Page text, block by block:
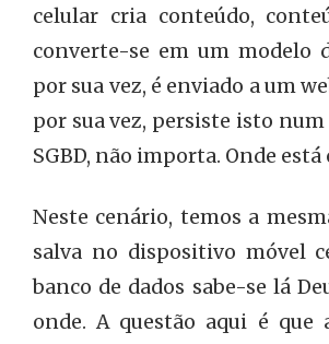
celular cria conteúdo,
converte-se em um modelo
por sua vez, é enviado a um
por sua vez, persiste isto
SGBD, não importa. Onde está
Neste cenário, temos a
salva no dispositivo móvel
banco de dados sabe-se lá
onde. A questão aqui é que